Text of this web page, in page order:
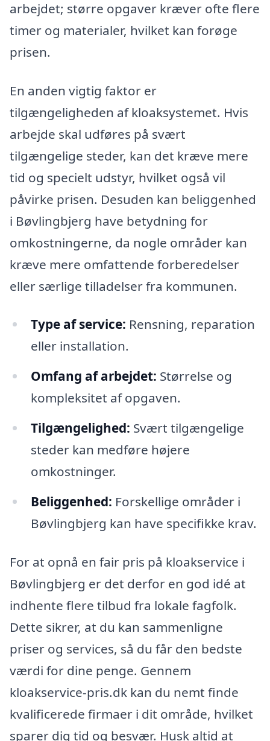
arbejdet; større opgaver kræver ofte flere
timer og materialer, hvilket kan forøge
prisen.
En anden vigtig faktor er
tilgængeligheden af kloaksystemet. Hvis
arbejde skal udføres på svært
tilgængelige steder, kan det kræve mere
tid og specielt udstyr, hvilket også vil
påvirke prisen. Desuden kan beliggenhed
i Bøvlingbjerg have betydning for
omkostningerne, da nogle områder kan
kræve mere omfattende forberedelser
eller særlige tilladelser fra kommunen.
Type af service: Rensning, reparation
eller installation.
Omfang af arbejdet: Størrelse og
kompleksitet af opgaven.
Tilgængelighed: Svært tilgængelige
steder kan medføre højere
omkostninger.
Beliggenhed: Forskellige områder i
Bøvlingbjerg kan have specifikke krav.
For at opnå en fair pris på kloakservice i
Bøvlingbjerg er det derfor en god idé at
indhente flere tilbud fra lokale fagfolk.
Dette sikrer, at du kan sammenligne
priser og services, så du får den bedste
værdi for dine penge. Gennem
kloakservice-pris.dk kan du nemt finde
kvalificerede firmaer i dit område, hvilket
sparer dig tid og besvær. Husk altid at